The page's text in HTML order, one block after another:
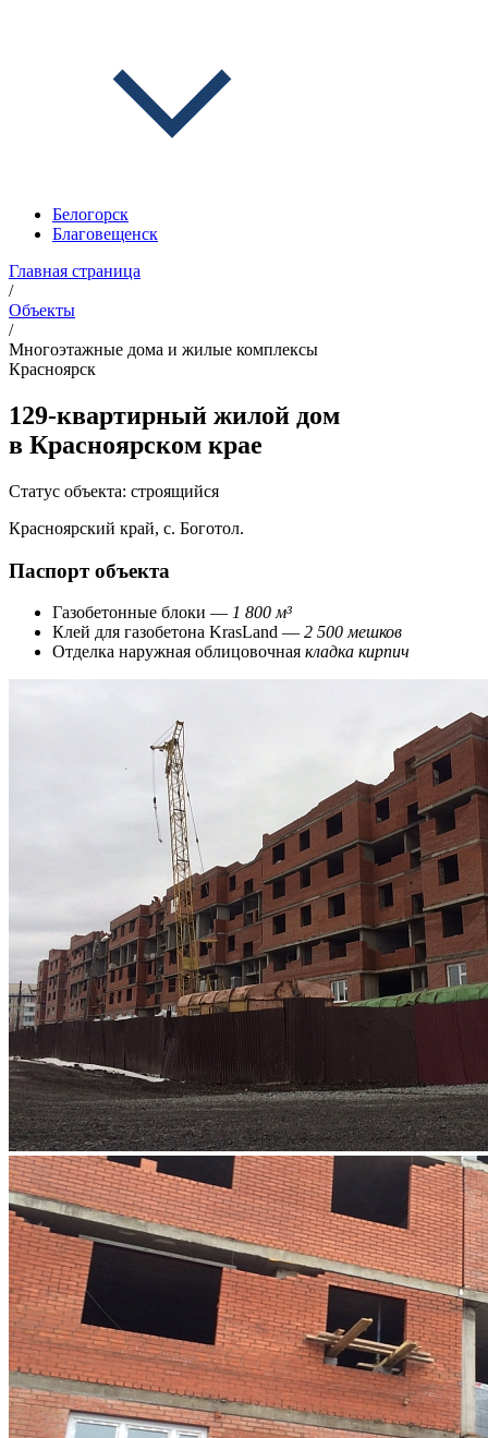
Белогорск
Благовещенск
Главная страница
/
Объекты
/
Многоэтажные дома и жилые комплексы
Красноярск
129-квартирный жилой дом
в Красноярском крае
Статус объекта: строящийся
Красноярский край, с. Боготол.
Паспорт объекта
Газобетонные блоки — 1 800 м³
Клей для газобетона KrasLand — 2 500 мешков
Отделка наружная облицовочная кладка кирпич